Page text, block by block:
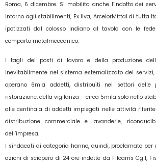
Roma, 6 dicembre. Si mobilita anche l’indotto dei
intorno agli stabilimenti, Ex Ilva, ArcelorMittal di tutta
ipotizzati dal colosso indiano al tavolo con le
comparto metalmeccanico.
I tagli dei posti di lavoro e della produzione
inevitabilmente nel sistema esternalizzato dei
operano 6mla addetti, distribuiti nei settori delle
ristorazione, della vigilanza – circa 5mila solo nello
alle centinaia di addetti impiegati nelle attività
distribuzione commerciale e lavanderie,
dell’impresa.
I sindacati di categoria hanno, quindi, proclamato per
azioni di sciopero di 24 ore indette da Filcams Cgil,